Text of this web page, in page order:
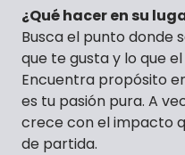
¿Qué hacer en su
Busca el punto donde
que te gusta y lo que
Encuentra propósito
es tu pasión pura. A
crece con el impacto
de partida.